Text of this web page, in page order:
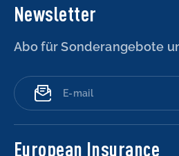
Newsletter
Abo für Sonderangebote
European Insurance